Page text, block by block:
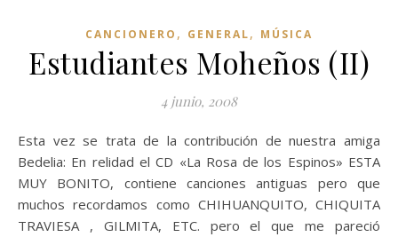
CANCIONERO , GENERAL, MÚSICA
Estudiantes Moheños (II)
4 junio, 2008
Esta vez se trata de la contribución de nuestra amiga
Bedelia: En relidad el CD «La Rosa de los Espinos» ESTA
MUY BONITO, contiene canciones antiguas pero que
muchos recordamos como CHIHUANQUITO, CHIQUITA
TRAVIESA , GILMITA, ETC. pero el que me pareció